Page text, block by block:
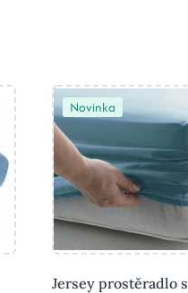
Novinka
Jersey prostěradlo s